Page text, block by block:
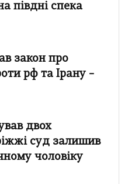
півдні спека
закон про
рф та Ірану –
двох
суд залишив
чоловіку